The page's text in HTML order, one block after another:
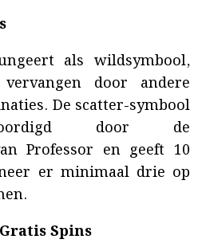
als wildsymbool,
door andere
De scatter-symbool
door de
Professor en geeft 10
er minimaal drie op
Spins